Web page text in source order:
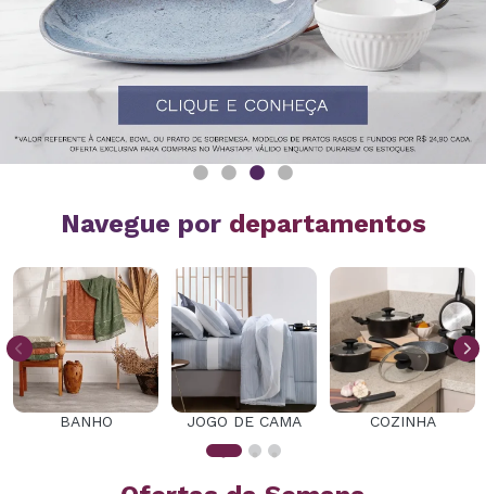
Navegue por departamentos
BANHO JOGO DE CAMA COZINHA